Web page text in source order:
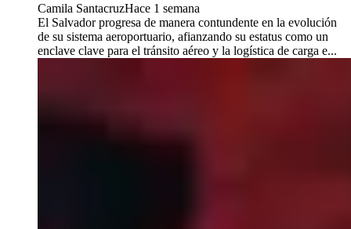
Camila SantacruzHace 1 semana
El Salvador progresa de manera contundente en la evolución
de su sistema aeroportuario, afianzando su estatus como un
enclave clave para el tránsito aéreo y la logística de carga e...